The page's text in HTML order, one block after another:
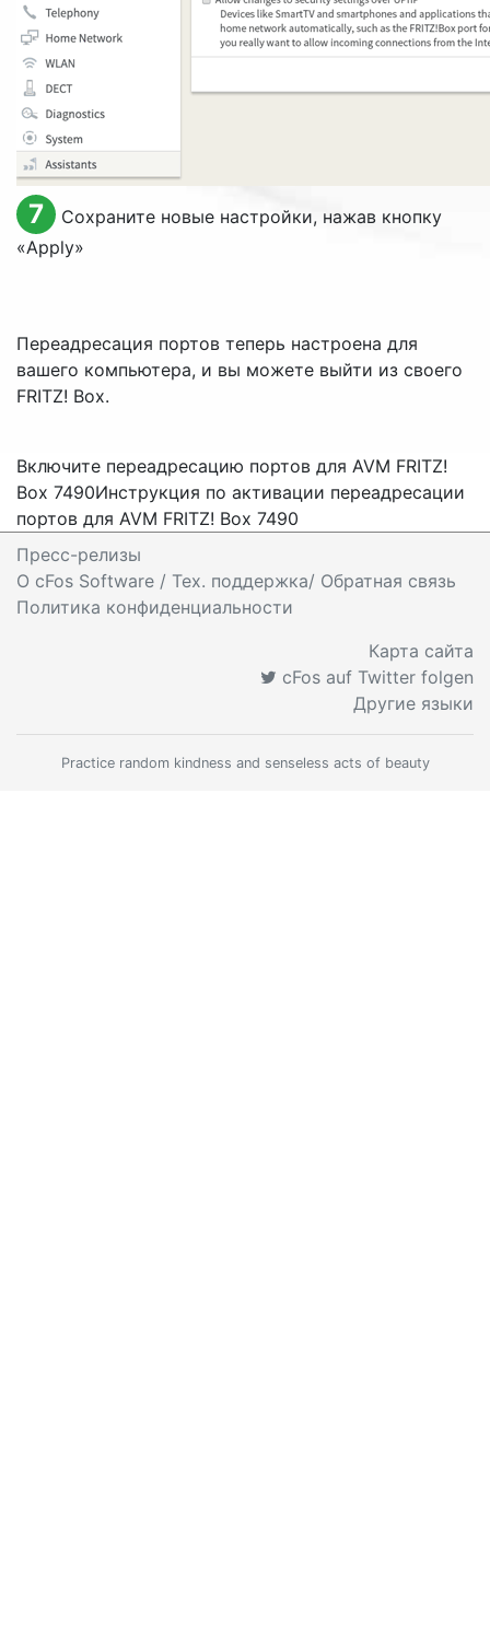
7
Сохраните новые настройки, нажав кнопку
«Apply»
Переадресация портов теперь настроена для
вашего компьютера, и вы можете выйти из своего
FRITZ! Box.
Включите переадресацию портов для AVM FRITZ!
Box 7490Инструкция по активации переадресации
портов для AVM FRITZ! Box 7490
Пресс-релизы
O cFos Software / Тех. поддержка/ Обратная связь
Политика конфиденциальности
Карта сайта
cFos auf Twitter folgen
Другие языки
Practice random kindness and senseless acts of beauty